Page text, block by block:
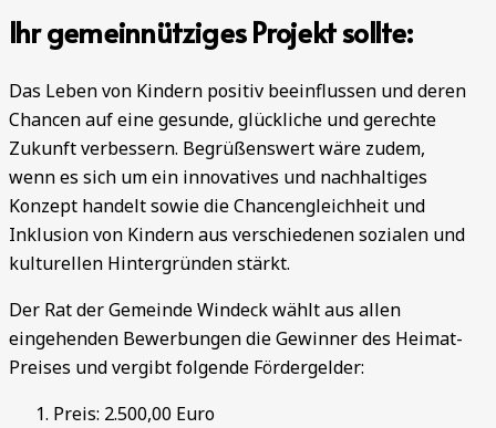
Ihr gemeinnütziges Projekt sollte:
Das Leben von Kindern positiv beeinflussen und deren
Chancen auf eine gesunde, glückliche und gerechte
Zukunft verbessern. Begrüßenswert wäre zudem,
wenn es sich um ein innovatives und nachhaltiges
Konzept handelt sowie die Chancengleichheit und
Inklusion von Kindern aus verschiedenen sozialen und
kulturellen Hintergründen stärkt.
Der Rat der Gemeinde Windeck wählt aus allen
eingehenden Bewerbungen die Gewinner des Heimat-
Preises und vergibt folgende Fördergelder:
Preis: 2.500,00 Euro